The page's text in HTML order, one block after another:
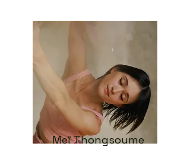
Meï Thongsoume